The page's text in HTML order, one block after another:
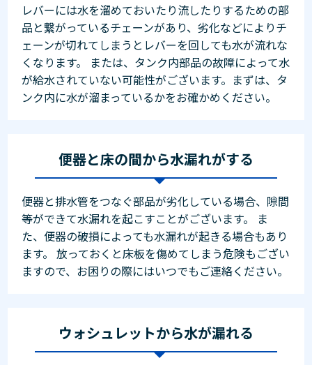
レバーには水を溜めておいたり流したりするための部
品と繋がっているチェーンがあり、劣化などによりチ
ェーンが切れてしまうとレバーを回しても水が流れな
くなります。 または、タンク内部品の故障によって水
が給水されていない可能性がございます。まずは、タ
ンク内に水が溜まっているかをお確かめください。
便器と床の間から水漏れがする
便器と排水管をつなぐ部品が劣化している場合、隙間
等ができて水漏れを起こすことがございます。 ま
た、便器の破損によっても水漏れが起きる場合もあり
ます。 放っておくと床板を傷めてしまう危険もござい
ますので、お困りの際にはいつでもご連絡ください。
ウォシュレットから水が漏れる